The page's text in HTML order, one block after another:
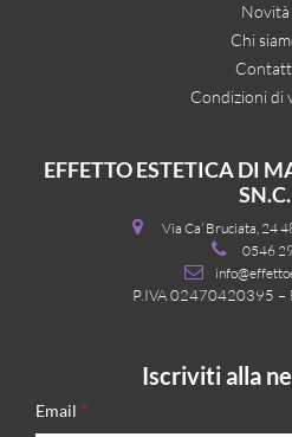
Novità
Chi
Condizioni di
EFFETTO ESTETICA DI
SN.C.
Via Ca’ Bruciata, 24
0546
P.IVA 02470420395 –
Iscriviti alla
Email *